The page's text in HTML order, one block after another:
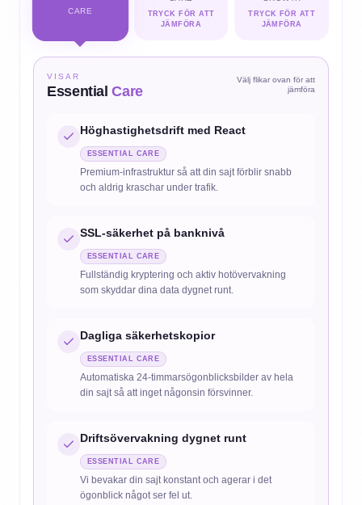
CARE
TRYCK FÖR ATT
JÄMFÖRA
TRYCK FÖR ATT
JÄMFÖRA
VISAR
Essential Care
Välj flikar ovan för att
jämföra
Höghastighetsdrift med React
ESSENTIAL CARE
Premium-infrastruktur så att din sajt förblir snabb
och aldrig kraschar under trafik.
SSL-säkerhet på banknivå
ESSENTIAL CARE
Fullständig kryptering och aktiv hotövervakning
som skyddar dina data dygnet runt.
Dagliga säkerhetskopior
ESSENTIAL CARE
Automatiska 24-timmarsögonblicksbilder av hela
din sajt så att inget någonsin försvinner.
Driftsövervakning dygnet runt
ESSENTIAL CARE
Vi bevakar din sajt konstant och agerar i det
ögonblick något ser fel ut.